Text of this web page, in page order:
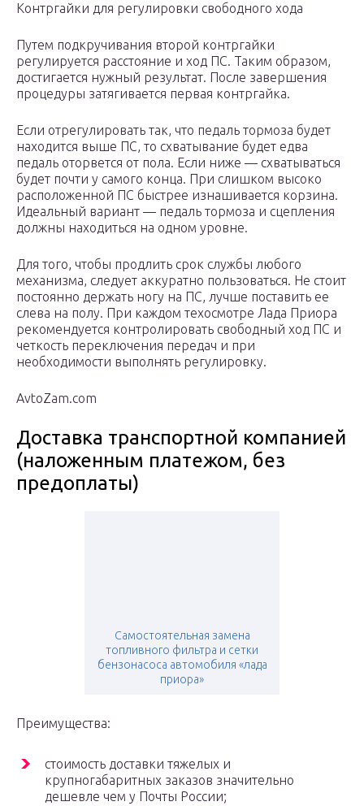
Контргайки для регулировки свободного хода
Путем подкручивания второй контргайки
регулируется расстояние и ход ПС. Таким образом,
достигается нужный результат. После завершения
процедуры затягивается первая контргайка.
Если отрегулировать так, что педаль тормоза будет
находится выше ПС, то схватывание будет едва
педаль оторвется от пола. Если ниже — схватываться
будет почти у самого конца. При слишком высоко
расположенной ПС быстрее изнашивается корзина.
Идеальный вариант — педаль тормоза и сцепления
должны находиться на одном уровне.
Для того, чтобы продлить срок службы любого
механизма, следует аккуратно пользоваться. Не стоит
постоянно держать ногу на ПС, лучше поставить ее
слева на полу. При каждом техосмотре Лада Приора
рекомендуется контролировать свободный ход ПС и
четкость переключения передач и при
необходимости выполнять регулировку.
AvtoZam.com
Доставка транспортной компанией
(наложенным платежом, без
предоплаты)
Самостоятельная замена
топливного фильтра и сетки
бензонасоса автомобиля «лада
приора»
Преимущества:
стоимость доставки тяжелых и
крупногабаритных заказов значительно
дешевле чем у Почты России;